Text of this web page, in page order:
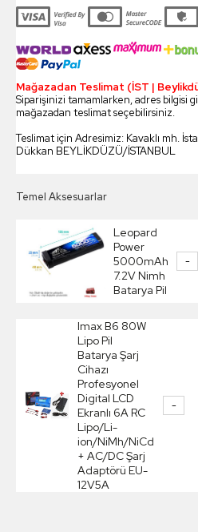
Mağazadan Teslimat (İST |
Siparişinizi tamamlarken, adres bilgisi
mağazadan teslimat seçebilirsiniz.
Teslimat için Adresimiz: Kavaklı mh.
Dükkan BEYLİKDÜZÜ/İSTANBUL
Temel Aksesuarlar
Leopard
Power
5000mAh
7.2V Nimh
Batarya Pil
-
Imax B6 80W
Lipo Pil
Batarya Şarj
Cihazı
Profesyonel
Digital LCD
Ekranlı 6A RC
Lipo/Li-
ion/NiMh/NiCd
+ AC/DC Şarj
Adaptörü EU-
12V5A
-